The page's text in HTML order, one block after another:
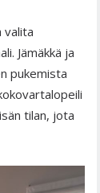
valita
Jämäkkä ja
pukemista
tilan, jota